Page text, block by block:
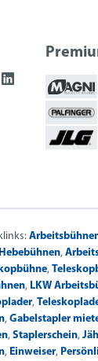
Hebebühnen,
,
, LKW
,
, Gabelstapler
, Staplerschein,
, Einweiser,